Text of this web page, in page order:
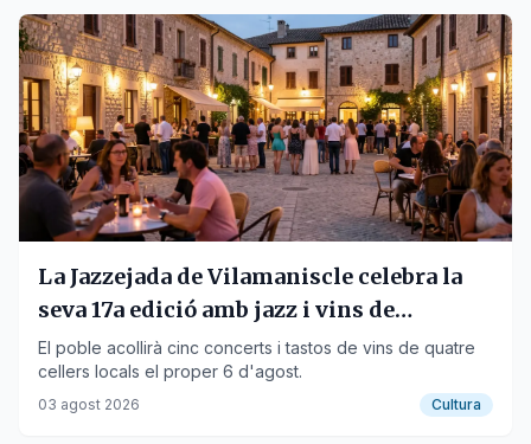
La Jazzejada de Vilamaniscle celebra la
seva 17a edició amb jazz i vins de
l'Empordà
El poble acollirà cinc concerts i tastos de vins de quatre
cellers locals el proper 6 d'agost.
03 agost 2026 Cultura